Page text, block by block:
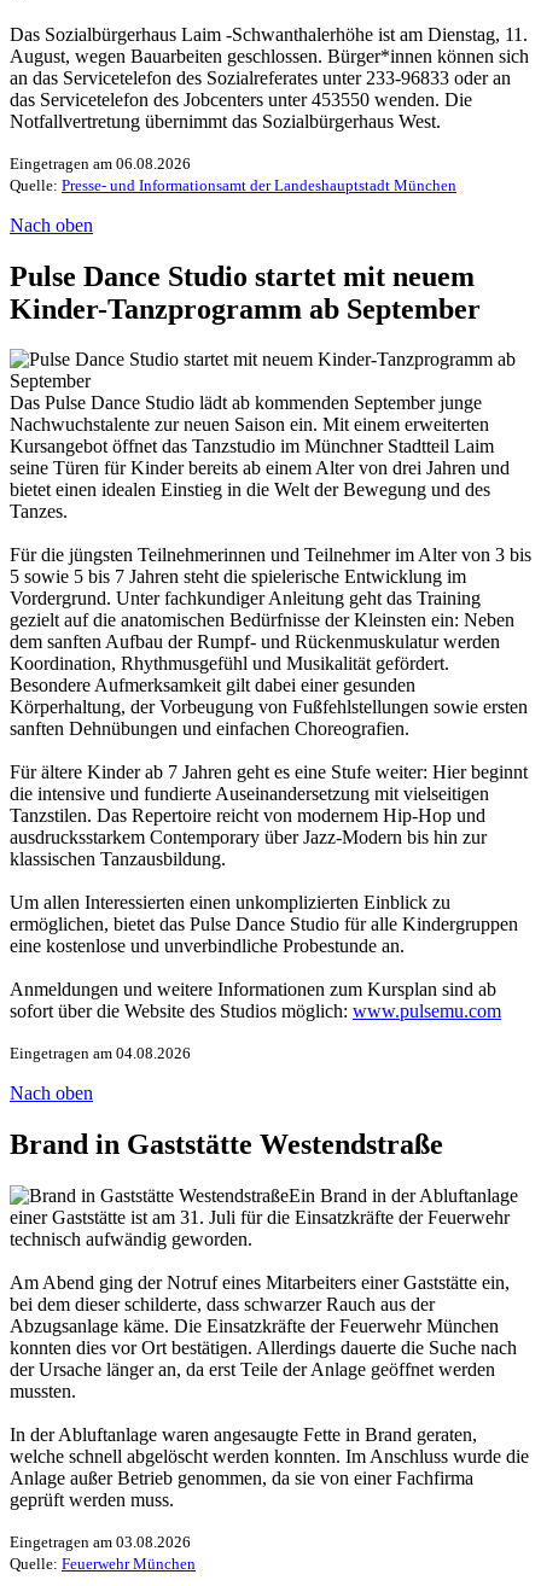
Das Sozialbürgerhaus Laim -Schwanthalerhöhe ist am Dienstag, 11.
August, wegen Bauarbeiten geschlossen. Bürger*innen können sich
an das Servicetelefon des Sozialreferates unter 233-96833 oder an
das Servicetelefon des Jobcenters unter 453550 wenden. Die
Notfallvertretung übernimmt das Sozialbürgerhaus West.
Eingetragen am 06.08.2026
Quelle: Presse- und Informationsamt der Landeshauptstadt München
Nach oben
Pulse Dance Studio startet mit neuem
Kinder-Tanzprogramm ab September
Das Pulse Dance Studio lädt ab kommenden September junge
Nachwuchstalente zur neuen Saison ein. Mit einem erweiterten
Kursangebot öffnet das Tanzstudio im Münchner Stadtteil Laim
seine Türen für Kinder bereits ab einem Alter von drei Jahren und
bietet einen idealen Einstieg in die Welt der Bewegung und des
Tanzes.
Für die jüngsten Teilnehmerinnen und Teilnehmer im Alter von 3 bis
5 sowie 5 bis 7 Jahren steht die spielerische Entwicklung im
Vordergrund. Unter fachkundiger Anleitung geht das Training
gezielt auf die anatomischen Bedürfnisse der Kleinsten ein: Neben
dem sanften Aufbau der Rumpf- und Rückenmuskulatur werden
Koordination, Rhythmusgefühl und Musikalität gefördert.
Besondere Aufmerksamkeit gilt dabei einer gesunden
Körperhaltung, der Vorbeugung von Fußfehlstellungen sowie ersten
sanften Dehnübungen und einfachen Choreografien.
Für ältere Kinder ab 7 Jahren geht es eine Stufe weiter: Hier beginnt
die intensive und fundierte Auseinandersetzung mit vielseitigen
Tanzstilen. Das Repertoire reicht von modernem Hip-Hop und
ausdrucksstarkem Contemporary über Jazz-Modern bis hin zur
klassischen Tanzausbildung.
Um allen Interessierten einen unkomplizierten Einblick zu
ermöglichen, bietet das Pulse Dance Studio für alle Kindergruppen
eine kostenlose und unverbindliche Probestunde an.
Anmeldungen und weitere Informationen zum Kursplan sind ab
sofort über die Website des Studios möglich: www.pulsemu.com
Eingetragen am 04.08.2026
Nach oben
Brand in Gaststätte Westendstraße
Ein Brand in der Abluftanlage
einer Gaststätte ist am 31. Juli für die Einsatzkräfte der Feuerwehr
technisch aufwändig geworden.
Am Abend ging der Notruf eines Mitarbeiters einer Gaststätte ein,
bei dem dieser schilderte, dass schwarzer Rauch aus der
Abzugsanlage käme. Die Einsatzkräfte der Feuerwehr München
konnten dies vor Ort bestätigen. Allerdings dauerte die Suche nach
der Ursache länger an, da erst Teile der Anlage geöffnet werden
mussten.
In der Abluftanlage waren angesaugte Fette in Brand geraten,
welche schnell abgelöscht werden konnten. Im Anschluss wurde die
Anlage außer Betrieb genommen, da sie von einer Fachfirma
geprüft werden muss.
Eingetragen am 03.08.2026
Quelle: Feuerwehr München